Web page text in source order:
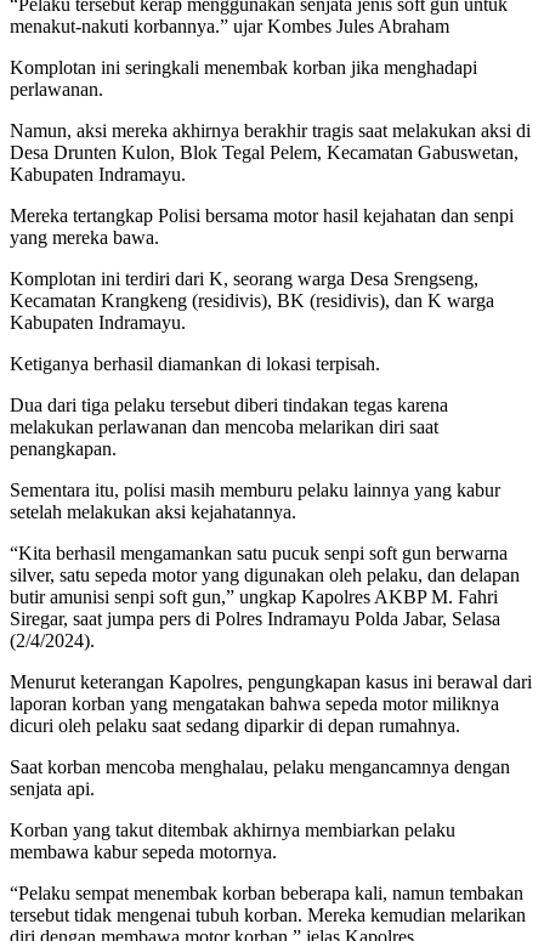
menakut-nakuti korbannya.” ujar Kombes Jules Abraham
Komplotan ini seringkali menembak korban jika menghadapi
perlawanan.
Namun, aksi mereka akhirnya berakhir tragis saat melakukan aksi di
Desa Drunten Kulon, Blok Tegal Pelem, Kecamatan Gabuswetan,
Kabupaten Indramayu.
Mereka tertangkap Polisi bersama motor hasil kejahatan dan senpi
yang mereka bawa.
Komplotan ini terdiri dari K, seorang warga Desa Srengseng,
Kecamatan Krangkeng (residivis), BK (residivis), dan K warga
Kabupaten Indramayu.
Ketiganya berhasil diamankan di lokasi terpisah.
Dua dari tiga pelaku tersebut diberi tindakan tegas karena
melakukan perlawanan dan mencoba melarikan diri saat
penangkapan.
Sementara itu, polisi masih memburu pelaku lainnya yang kabur
setelah melakukan aksi kejahatannya.
“Kita berhasil mengamankan satu pucuk senpi soft gun berwarna
silver, satu sepeda motor yang digunakan oleh pelaku, dan delapan
butir amunisi senpi soft gun,” ungkap Kapolres AKBP M. Fahri
Siregar, saat jumpa pers di Polres Indramayu Polda Jabar, Selasa
(2/4/2024).
Menurut keterangan Kapolres, pengungkapan kasus ini berawal dari
laporan korban yang mengatakan bahwa sepeda motor miliknya
dicuri oleh pelaku saat sedang diparkir di depan rumahnya.
Saat korban mencoba menghalau, pelaku mengancamnya dengan
senjata api.
Korban yang takut ditembak akhirnya membiarkan pelaku
membawa kabur sepeda motornya.
“Pelaku sempat menembak korban beberapa kali, namun tembakan
tersebut tidak mengenai tubuh korban. Mereka kemudian melarikan
diri dengan membawa motor korban,” jelas Kapolres.